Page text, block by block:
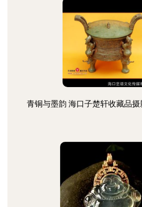
青铜与墨韵 海口子楚轩收藏品